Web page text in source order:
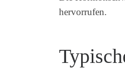
hervorrufen.